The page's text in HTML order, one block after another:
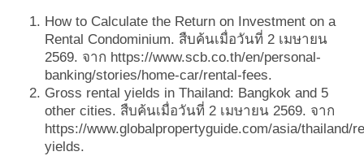
How to Calculate the Return on Investment on a
Rental Condominium. สืบค้นเมื่อวันที่ 2 เมษายน
2569. จาก https://www.scb.co.th/en/personal-
banking/stories/home-car/rental-fees.
Gross rental yields in Thailand: Bangkok and 5
other cities. สืบค้นเมื่อวันที่ 2 เมษายน 2569. จาก
https://www.globalpropertyguide.com/asia/thailand/
yields.